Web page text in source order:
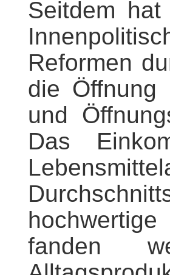
Seitdem
Reformen
die Öffnung
und
Das
fanden